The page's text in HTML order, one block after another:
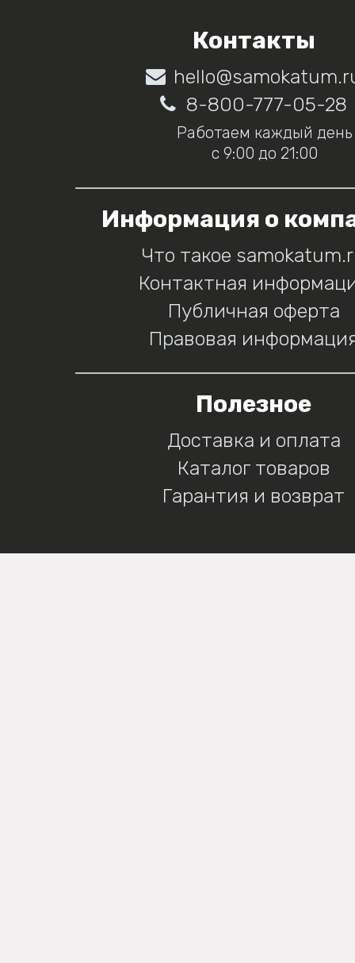
Контакты
8-800-777-05-28
Работаем каждый день
с 9:00 до 21:00
Информация о
Что такое
Контактная
Публичная оферта
Правовая
Полезное
Доставка и оплата
Каталог товаров
Гарантия и возврат